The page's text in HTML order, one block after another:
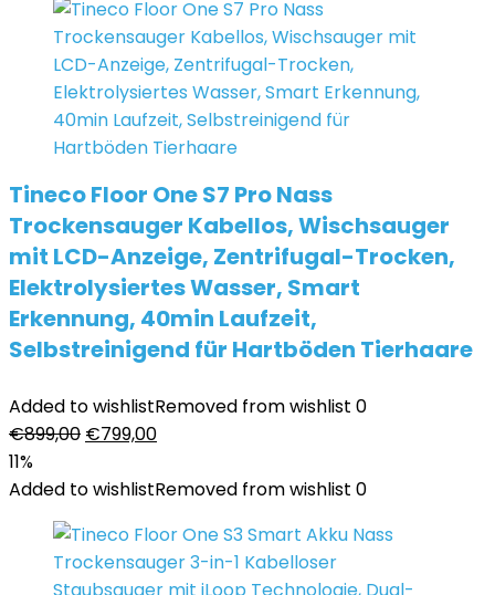
Tineco Floor One S7 Pro Nass
Trockensauger Kabellos, Wischsauger
mit LCD-Anzeige, Zentrifugal-Trocken,
Elektrolysiertes Wasser, Smart
Erkennung, 40min Laufzeit,
Selbstreinigend für Hartböden Tierhaare
Added to wishlistRemoved from wishlist 0
€899,00 Ursprünglicher
war:
€799,00Aktueller
ist:
11%
Added to wishlistRemoved from wishlist 0